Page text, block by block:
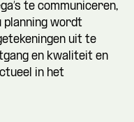
te communiceren,
planning wordt
uit te
en kwaliteit en
in het